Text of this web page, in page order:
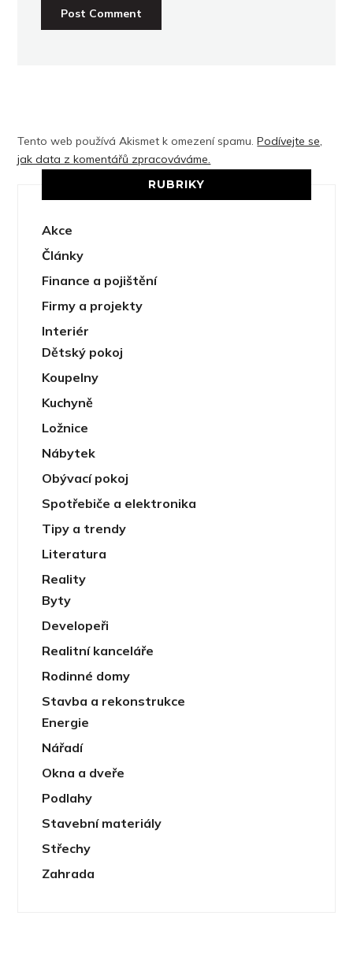
Tento web používá Akismet k omezení spamu.Podívejte se,
jak data z komentářů zpracováváme.
RUBRIKY
Akce
Články
Finance a pojištění
Firmy a projekty
Interiér
Dětský pokoj
Koupelny
Kuchyně
Ložnice
Nábytek
Obývací pokoj
Spotřebiče a elektronika
Tipy a trendy
Literatura
Reality
Byty
Developeři
Realitní kanceláře
Rodinné domy
Stavba a rekonstrukce
Energie
Nářadí
Okna a dveře
Podlahy
Stavební materiály
Střechy
Zahrada